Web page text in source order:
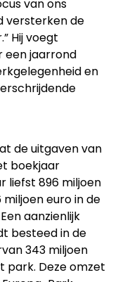
van ons
versterken de
Hij voegt
een jaarrond
en
de uitgaven van
boekjaar
liefst 896 miljoen
euro in de
aanzienlijk
besteed in de
343 miljoen
park. Deze omzet